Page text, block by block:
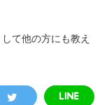
て他の方にも教え